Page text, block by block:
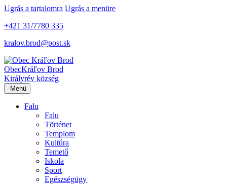
Ugrás a tartalomra Ugrás a menüre
+421 31/7780 335
kralov.brod@post.sk
ObecKráľov Brod
Királyrév község
Menü
Falu
Falu
Történet
Templom
Kultúra
Temető
Iskola
Sport
Egészségügy